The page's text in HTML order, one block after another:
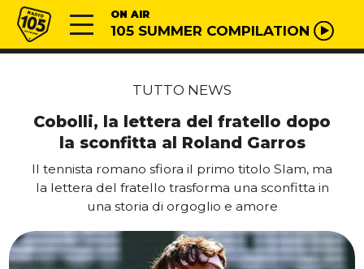
Vai al contenuto
Radio 105 ON AIR
105 SUMMER COMPILATION
TUTTO NEWS
Cobolli, la lettera del fratello dopo
la sconfitta al Roland Garros
Il tennista romano sfiora il primo titolo Slam, ma
la lettera del fratello trasforma una sconfitta in
una storia di orgoglio e amore